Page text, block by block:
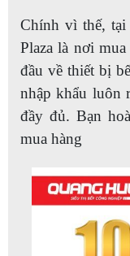
Chính vì thế, tại
Plaza là nơi
đầu về thiết bị
nhập khẩu luôn
đầy đủ. Bạn
mua hàng